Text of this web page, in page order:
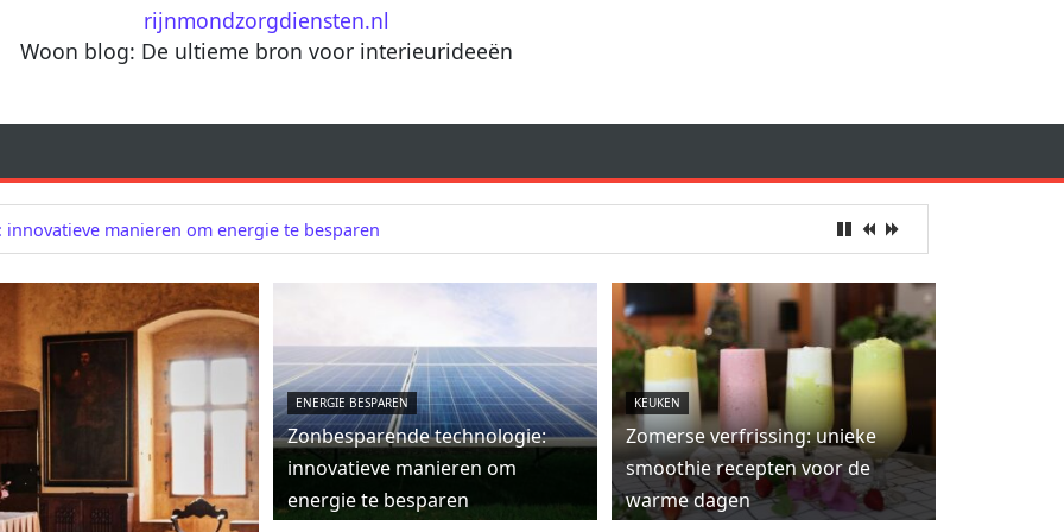
rijnmondzorgdiensten.nl
Woon blog: De ultieme bron voor interieurideeën
manieren om energie te besparen
ENERGIE BESPAREN
Zonbesparende technologie:
innovatieve manieren om
energie te besparen
KEUKEN
Zomerse verfrissing: unieke
smoothie recepten voor de
warme dagen